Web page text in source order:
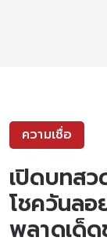
ความเชื่อ
เปิดบทส
โชควันล
พลาดเด็